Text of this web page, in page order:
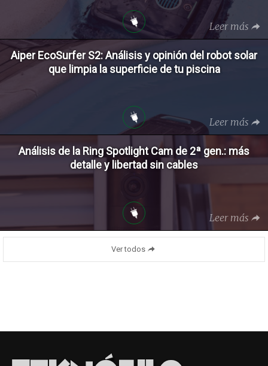
Leer más
Aiper EcoSurfer S2: Análisis y opinión del robot solar
que limpia la superficie de tu piscina
Leer más
Análisis de la Ring Spotlight Cam de 2ª gen.: más
detalle y libertad sin cables
Leer más
Ver todos